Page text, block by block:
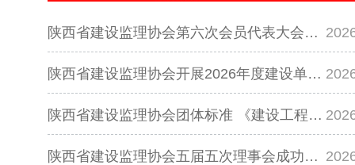
陕西省建设监理协会第六次会员代表大会…
陕西省建设监理协会开展2026年度建设单…
陕西省建设监理协会团体标准 《建设工程…
陕西省建设监理协会五届五次理事会成功…